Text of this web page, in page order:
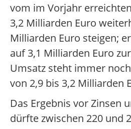
vom im Vorjahr
3,2 Milliarden Euro
Milliarden Euro steigen;
auf 3,1 Milliarden Euro
Umsatz steht immer
von 2,9 bis 3,2 Milliarden
Das Ergebnis vor Zinsen
dürfte zwischen 220 und